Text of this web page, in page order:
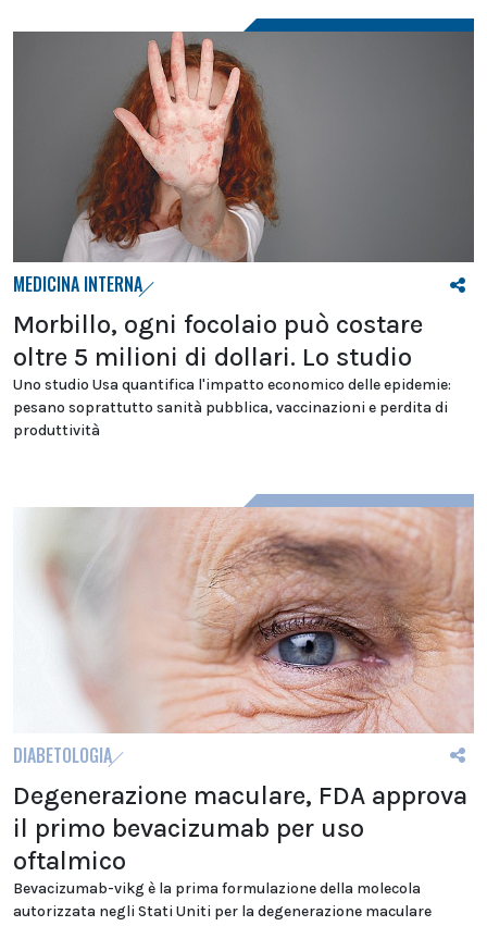
MEDICINA INTERNA
Morbillo, ogni focolaio può costare
oltre 5 milioni di dollari. Lo studio
Uno studio Usa quantifica l'impatto economico delle epidemie:
pesano soprattutto sanità pubblica, vaccinazioni e perdita di
produttività
DIABETOLOGIA
Degenerazione maculare, FDA approva
il primo bevacizumab per uso
oftalmico
Bevacizumab-vikg è la prima formulazione della molecola
autorizzata negli Stati Uniti per la degenerazione maculare